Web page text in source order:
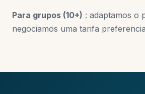
Para grupos (10+) : adaptamos o
negociamos uma tarifa